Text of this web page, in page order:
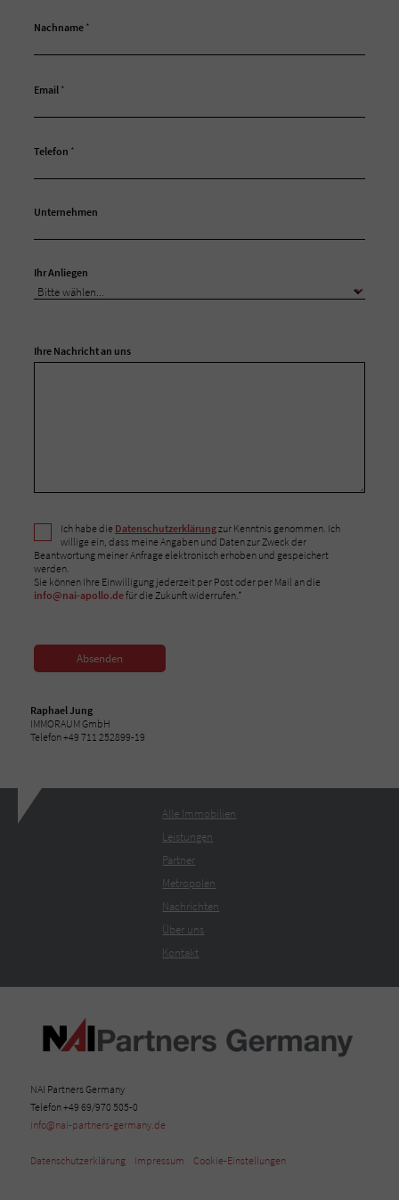
Nachname *
Email *
Telefon *
Unternehmen
Ihr Anliegen
Ihre Nachricht an uns
Ich habe die Datenschutzerklärungzur Kenntnis genommen. Ich
willige ein, dass meine Angaben und Daten zur Zweck der
Beantwortung meiner Anfrage elektronisch erhoben und gespeichert
werden.
Sie können Ihre Einwilligung jederzeit per Post oder per Mail an die
info@nai-apollo.defür die Zukunft widerrufen.*
Absenden
Raphael Jung
IMMORAUM GmbH
Telefon +49 711 252899-19
Alle Immobilien
Leistungen
Partner
Metropolen
Nachrichten
Über uns
Kontakt
NAI Partners Germany
Telefon +49 69/970 505-0
info@nai-partners-germany.de
Datenschutzerklärung Impressum Cookie-Einstellungen